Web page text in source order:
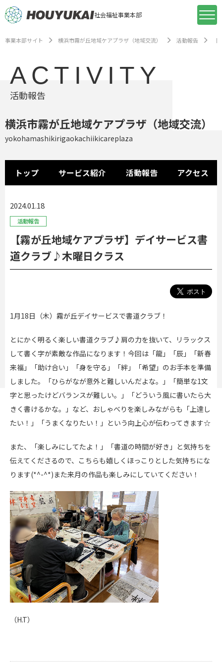
社会福祉事業本部
事業本部サイト 横浜市霧が丘地域ケアプラザ（地域交流） 活動報告
ACTIVITY
活動報告
横浜市霧が丘地域ケアプラザ（地域交流）
yokohamashikirigaokachiikicareplaza
トップ サービス紹介 活動報告 アクセス
2024.01.18
活動報告
【霧が丘地域ケアプラザ】デイサービス書
道クラブ♪木曜日クラス
1月18日（木）霧が丘デイサービスで書道クラブ！
とにかく明るく楽しい書道クラブ♪肩の力を抜いて、リラックス
して書く字が素敵な作品になります！ 今回は「龍」「辰」「新春
来福」「助け合い」「身を守る」「絆」「希望」のお手本を準備
しました。「ひらがなが意外と難しいんだよな。」「簡単な1文
字と思ったけどバランスが難しい。」「どういう風に書いたら大
きく書けるかな。」など、おしゃべりを楽しみながらも「上達し
たい！」「うまくなりたい！」という向上心が伝わってきます☆
また、「楽しみにしてたよ！」「書道の時間が好き」と気持ちを
伝えてくださるので、こちらも嬉しくほっこりとした気持ちにな
ります(*^-^*)また来月の作品も楽しみにしていてください！
（H.T）